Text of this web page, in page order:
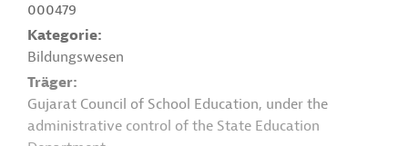
000479
Kategorie
Bildungswesen
Träger
Gujarat Council of School Education, under the
administrative control of the State Education